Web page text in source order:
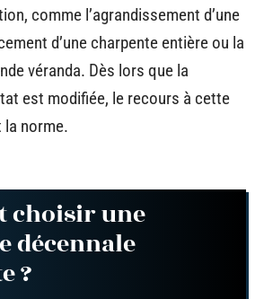
comme l’agrandissement d’une
d’une charpente entière ou la
véranda. Dès lors que la
est modifiée, le recours à cette
la norme.
choisir une
décennale
?